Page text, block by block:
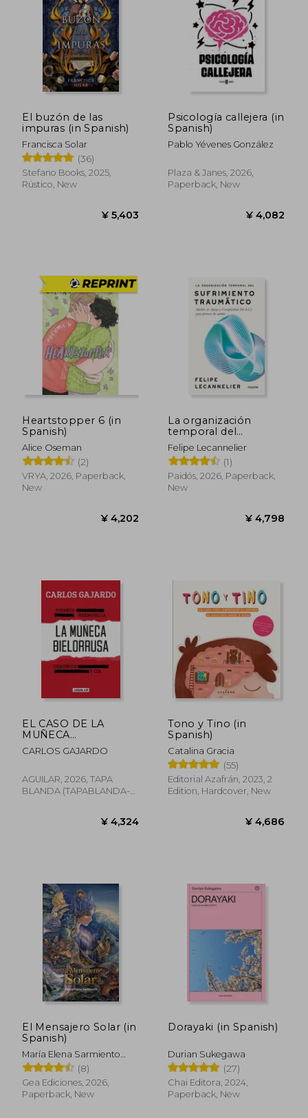
El buzón de las
impuras (in Spanish)
Francisca Solar
(36)
Stefano Books, 2025,
Rústico, New
¥ 5,403
Psicología callejera (in
Spanish)
Pablo Yévenes González
Plaza & Janes, 2026,
Paperback, New
Heartstopper 6 (in
Spanish)
Alice Oseman
(2)
VRYA, 2026, Paperback,
New
La organización
temporal del
sufrimiento traumátic
(in Spanish)
Felipe Lecannelier
(1)
Paidós, 2026, Paperback,
New
¥
EL CASO DE LA
MUÑECA
BIELORRUSA (in
Spanish)
CARLOS GAJARDO
AGUILAR, 2026, TAPA
BLANDA (TAPABLANDA-
¥ 4,324
Tono y Tino (in
Spanish)
Catalina Gracia
(55)
Editorial Azafrán, 2023, 2
Edition, Hardcover, New
El Mensajero Solar (in
Spanish)
María Elena Sarmiento
Vallejos
(8)
Gea Ediciones, 2026,
Paperback, New
Dorayaki (in Spanish)
Durian Sukegawa
(27)
Chai Editora, 2024,
Paperback, New